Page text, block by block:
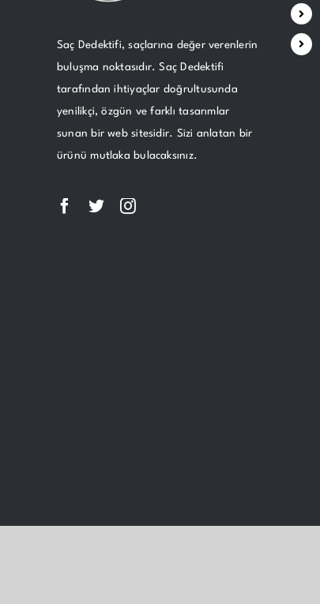
Saç Dedektifi, saçlarına değer verenlerin
buluşma noktasıdır. Saç Dedektifi
tarafından ihtiyaçlar doğrultusunda
yenilikçi, özgün ve farklı tasarımlar
sunan bir web sitesidir. Sizi anlatan bir
ürünü mutlaka bulacaksınız.